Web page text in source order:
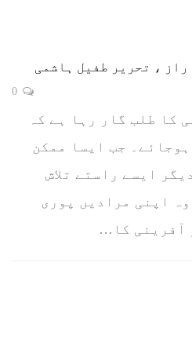
راز ، تحریر طفیل ہاشمی
کا طلب گار رہا ہے کہ
جب ایسا ممکن
ایسے راستے تلاش
اپنی مرادیں پوری
آفرینی کا…